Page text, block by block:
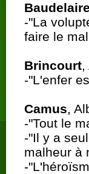
Baudelaire
-"La
faire le
Brincourt,
-"L'enfer
Camus,
-"Tout le
-"Il y a
malheur à
-